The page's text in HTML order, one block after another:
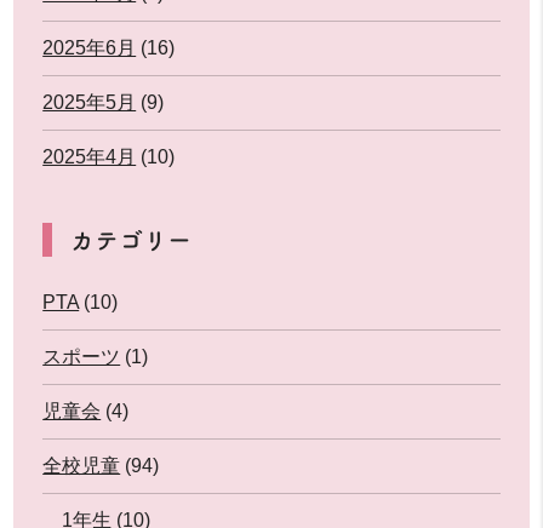
2025年6月 (16)
2025年5月 (9)
2025年4月 (10)
カテゴリー
PTA (10)
スポーツ (1)
児童会 (4)
全校児童 (94)
1年生 (10)